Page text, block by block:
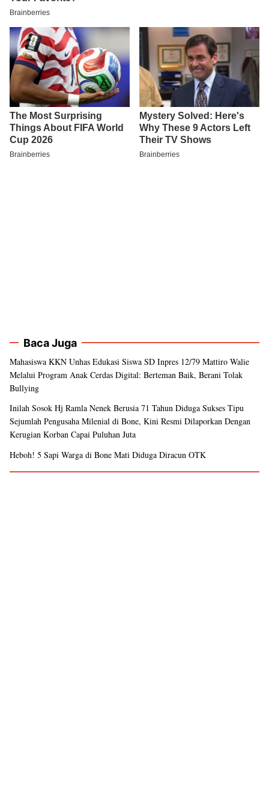
Baca Juga
Mahasiswa KKN Unhas Edukasi Siswa SD Inpres 12/79 Mattiro Walie
Melalui Program Anak Cerdas Digital: Berteman Baik, Berani Tolak
Bullying
Inilah Sosok Hj Ramla Nenek Berusia 71 Tahun Diduga Sukses Tipu
Sejumlah Pengusaha Milenial di Bone, Kini Resmi Dilaporkan Dengan
Kerugian Korban Capai Puluhan Juta
Heboh! 5 Sapi Warga di Bone Mati Diduga Diracun OTK